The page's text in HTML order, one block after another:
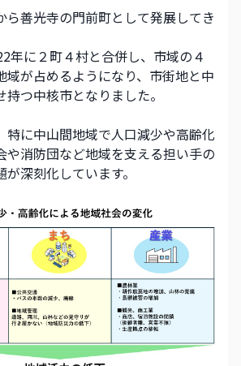
ら善光寺の門前町として発展してき
年に２町４村と合併し、市域の４
域が占めるようになり、市街地と中
つ中核市となりました。
特に中山間地域で人口減少や高齢化
や消防団など地域を支える担い手の
深刻化しています。